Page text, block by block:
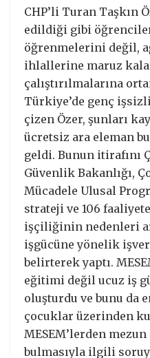
CHP’li Turan Taşkın
edildiği gibi
öğrenmelerini değil,
ihlallerine maruz
çalıştırılmalarına
Türkiye’de genç
çizen Özer, şunları
ücretsiz ara eleman
geldi. Bunun itirafını
Güvenlik Bakanlığı,
Mücadele Ulusal
strateji ve 106
işçiliğinin nedenleri
işgücüne yönelik
belirterek yaptı.
eğitimi değil ucuz iş
oluşturdu ve bunu da
çocuklar üzerinden
MESEM’lerden
bulmasıyla ilgili